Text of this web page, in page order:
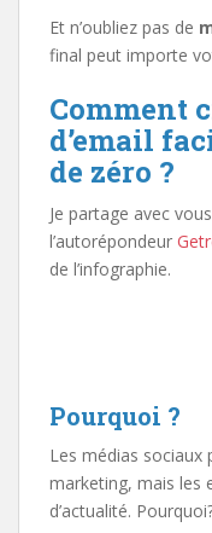
Et n’oubliez pas de
final peut importe
Comment
d’email
de zéro ?
Je partage avec
l’autorépondeur
de l’infographie.
Pourquoi ?
Les médias sociaux
marketing, mais les
d’actualité.